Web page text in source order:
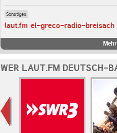
Sonstiges
laut.fm el-greco-radio-breisach
WER LAUT.FM DEUTSCH-